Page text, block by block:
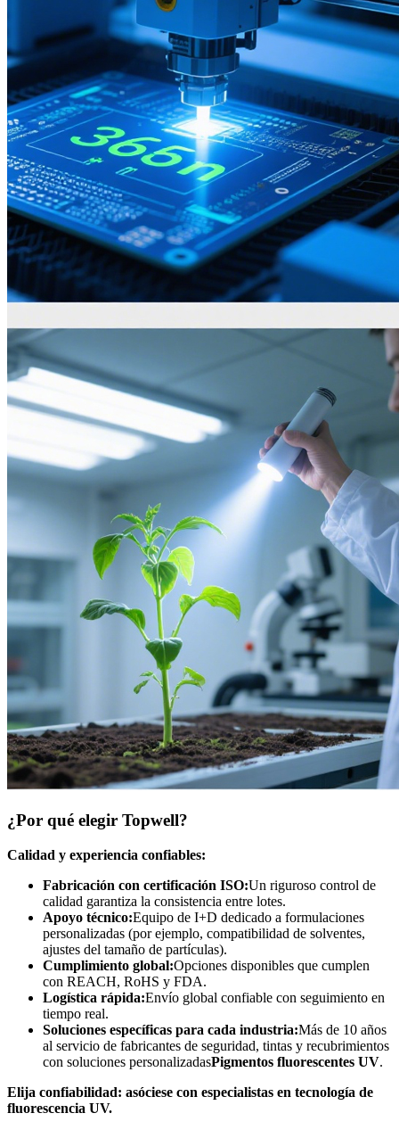
¿Por qué elegir Topwell?
Calidad y experiencia confiables:
Fabricación con certificación ISO:Un riguroso control de
calidad garantiza la consistencia entre lotes.
Apoyo técnico:Equipo de I+D dedicado a formulaciones
personalizadas (por ejemplo, compatibilidad de solventes,
ajustes del tamaño de partículas).
Cumplimiento global:Opciones disponibles que cumplen
con REACH, RoHS y FDA.
Logística rápida:Envío global confiable con seguimiento en
tiempo real.
Soluciones específicas para cada industria:Más de 10 años
al servicio de fabricantes de seguridad, tintas y recubrimientos
con soluciones personalizadasPigmentos fluorescentes UV.
Elija confiabilidad: asóciese con especialistas en tecnología de
fluorescencia UV.